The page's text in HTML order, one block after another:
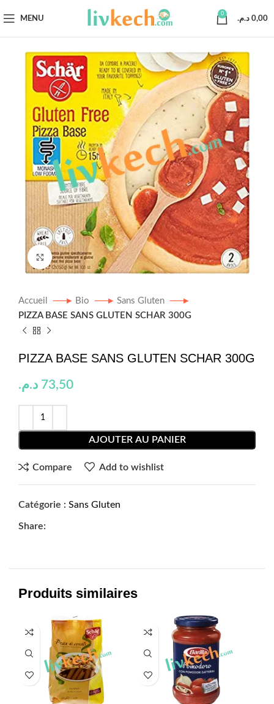
MENU
0
0,00 د.م.
Click to enlarge
Accueil Bio
Sans Gluten
PIZZA BASE SANS GLUTEN SCHAR 300G
PIZZA BASE SANS GLUTEN SCHAR 300G
73,50 د.م.
AJOUTER AU PANIER
Compare Add to wishlist
Catégorie : Sans Gluten
Share:
Produits similaires